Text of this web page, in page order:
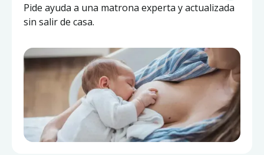
Pide ayuda a una matrona experta y actualizada
sin salir de casa.